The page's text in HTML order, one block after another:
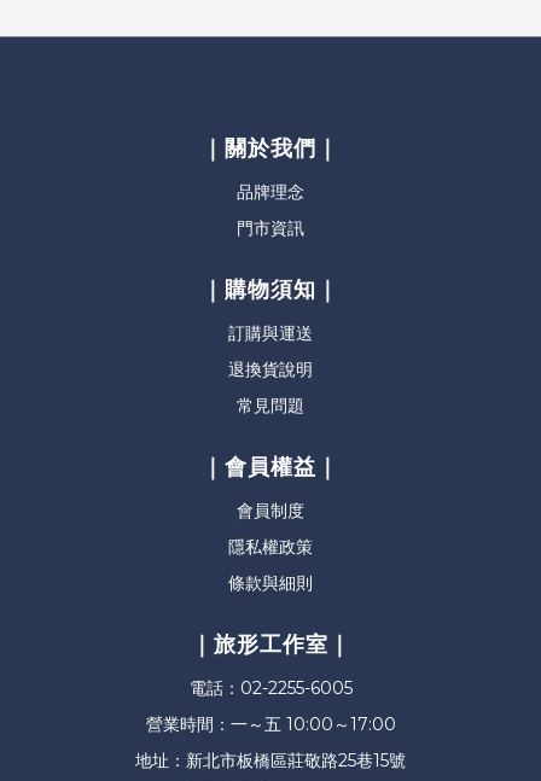
｜關於我們｜
品牌理念
門市資訊
｜購物須知｜
訂購與運送
退換貨說明
常見問題
｜會員權益｜
會員制度
隱私權政策
條款與細則
｜旅形工作室｜
電話：02-2255-6005
營業時間：一～五 10:00～17:00
地址：新北市板橋區莊敬路25巷15號